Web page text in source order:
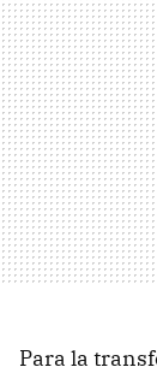
Para la